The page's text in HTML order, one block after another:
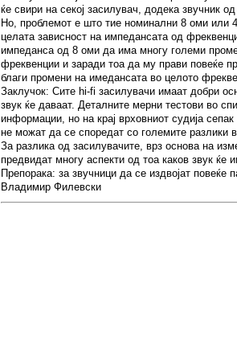
ќе свири на секој засилувач, додека звучник
Но, проблемот е што тие номинални 8 оми или
целата зависност на импедансата од
импеданса од 8 оми да има многу големи
фреквенции и заради тоа да му прави повеќе
благи промени на имедансата во целото
Заклучок: Сите hi-fi засилувачи имаат добри
звук ќе даваат. Деталните мерни тестови во
информации, но на крај врховниот судија
не можат да се споредат со големите разлики
За разлика од засилувачите, врз основа на
предвидат многу аспекти од тоа каков звук ќе
Препорака: за звучници да се издвојат повеќе
Владимир Филевски